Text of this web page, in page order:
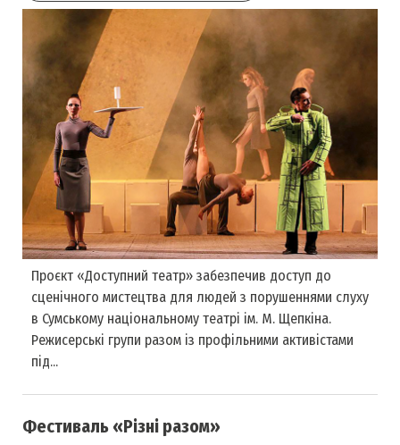
Проєкт «Доступний театр» забезпечив доступ до
сценічного мистецтва для людей з порушеннями слуху
в Сумському національному театрі ім. М. Щепкіна.
Режисерські групи разом із профільними активістами
під...
Фестиваль «Різні разом»